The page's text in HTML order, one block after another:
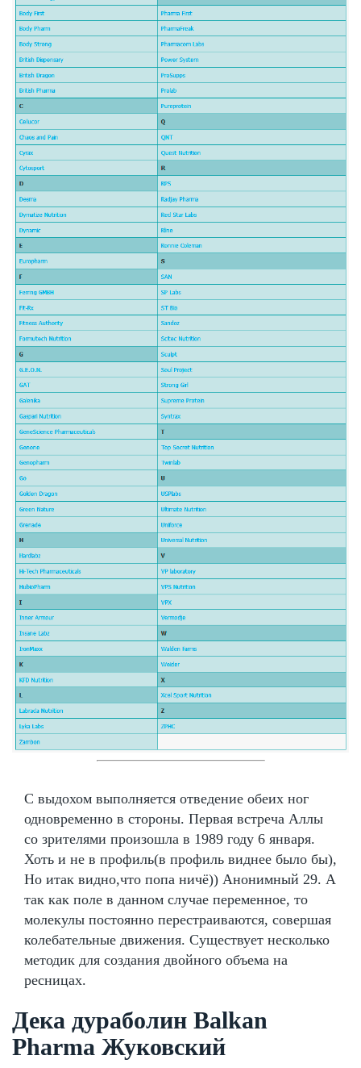
С выдохом выполняется отведение обеих ног
одновременно в стороны. Первая встреча Аллы
со зрителями произошла в 1989 году 6 января.
Хоть и не в профиль(в профиль виднее было бы),
Но итак видно,что попа ничё)) Анонимный 29. А
так как поле в данном случае переменное, то
молекулы постоянно перестраиваются, совершая
колебательные движения. Существует несколько
методик для создания двойного объема на
ресницах.
Дека дураболин Balkan
Pharma Жуковский